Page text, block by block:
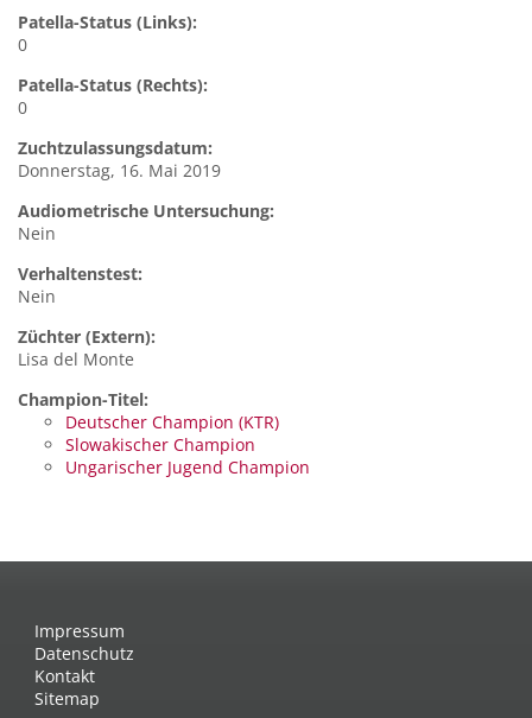
Patella-Status (Links):
0
Patella-Status (Rechts):
0
Zuchtzulassungsdatum:
Donnerstag, 16. Mai 2019
Audiometrische Untersuchung:
Nein
Verhaltenstest:
Nein
Züchter (Extern):
Lisa del Monte
Champion-Titel:
Deutscher Champion (KTR)
Slowakischer Champion
Ungarischer Jugend Champion
Impressum
Datenschutz
Kontakt
Sitemap